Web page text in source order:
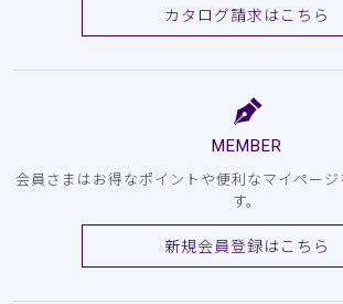
カタログ請求はこちら
MEMBER
会員さまはお得なポイントや便利なマイペー
す。
新規会員登録はこちら